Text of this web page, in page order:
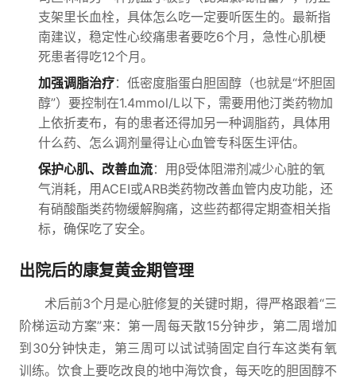
支架里长血栓，具体怎么吃一定要听医生的。最新指
南建议，稳定性心绞痛患者要吃6个月，急性心肌梗
死患者得吃12个月。
加强调脂治疗：低密度脂蛋白胆固醇（也就是“坏胆固
醇”）要控制在1.4mmol/L以下，需要用他汀类药物加
上依折麦布，有的患者还得加另一种调脂药，具体用
什么药、怎么调剂量得让心血管专科医生评估。
保护心肌、改善血流：用β受体阻滞剂减少心脏的氧
气消耗，用ACEI或ARB类药物改善血管内皮功能，还
有硝酸酯类药物缓解胸痛，这些药都得定期查相关指
标，确保吃了安全。
出院后的康复黄金期管理
术后前3个月是心脏修复的关键时期，得严格跟着“三
阶梯运动方案”来：第一周每天散15分钟步，第二周增加
到30分钟快走，第三周可以试试骑固定自行车这类有氧
训练。饮食上要吃改良的地中海饮食，每天吃的胆固醇不